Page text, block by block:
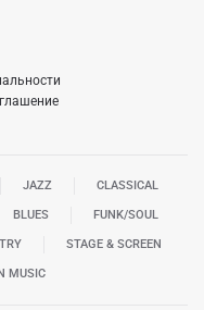
JAZZ CLASSICAL
BLUES FUNK/SOUL
STAGE & SCREEN
MUSIC